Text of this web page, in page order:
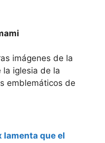
imágenes de la
la iglesia de la
emblemáticos de
lamenta que el